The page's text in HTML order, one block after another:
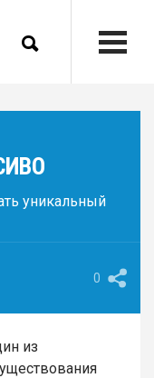
уникальный
0
из